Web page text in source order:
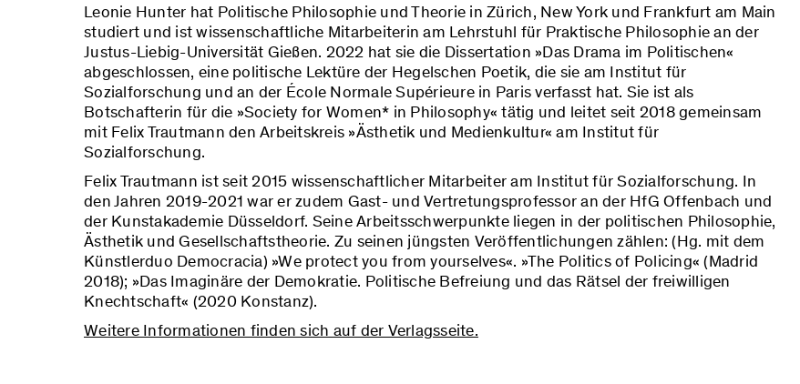
Leonie Hunter hat Politische Philosophie und Theorie in Zürich, New York und Frankfurt am Main
studiert und ist wissenschaftliche Mitarbeiterin am Lehrstuhl für Praktische Philosophie an der
Justus-Liebig-Universität Gießen. 2022 hat sie die Dissertation »Das Drama im Politischen«
abgeschlossen, eine politische Lektüre der Hegelschen Poetik, die sie am Institut für
Sozialforschung und an der École Normale Supérieure in Paris verfasst hat. Sie ist als
Botschafterin für die »Society for Women* in Philosophy« tätig und leitet seit 2018 gemeinsam
mit Felix Trautmann den Arbeitskreis »Ästhetik und Medienkultur« am Institut für
Sozialforschung.
Felix Trautmann ist seit 2015 wissenschaftlicher Mitarbeiter am Institut für Sozialforschung. In
den Jahren 2019-2021 war er zudem Gast- und Vertretungsprofessor an der HfG Offenbach und
der Kunstakademie Düsseldorf. Seine Arbeitsschwerpunkte liegen in der politischen Philosophie,
Ästhetik und Gesellschaftstheorie. Zu seinen jüngsten Veröffentlichungen zählen: (Hg. mit dem
Künstlerduo Democracia) »We protect you from yourselves«. »The Politics of Policing« (Madrid
2018); »Das Imaginäre der Demokratie. Politische Befreiung und das Rätsel der freiwilligen
Knechtschaft« (2020 Konstanz).
Weitere Informationen finden sich auf der Verlagsseite.